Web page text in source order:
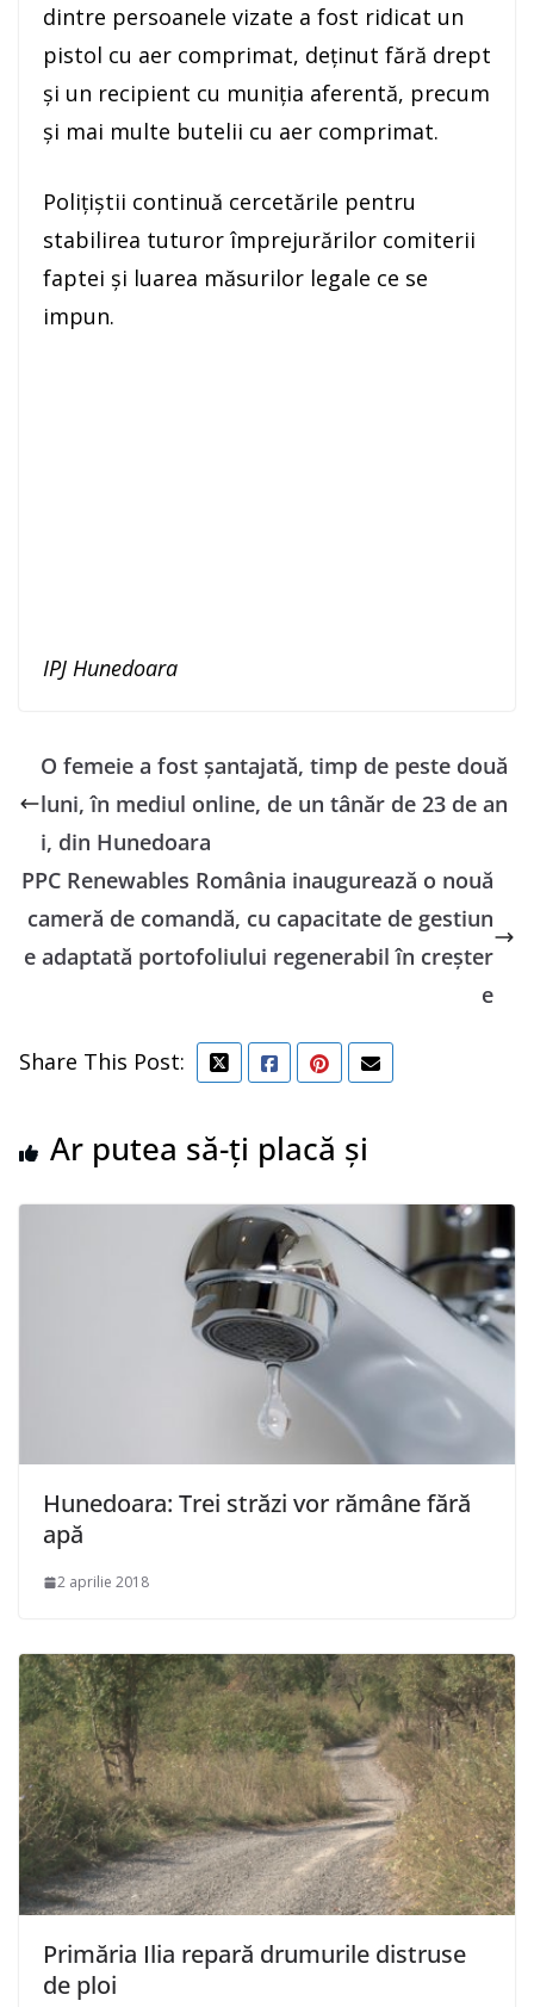
dintre persoanele vizate a fost ridicat un
pistol cu aer comprimat, deținut fără drept
și un recipient cu muniția aferentă, precum
și mai multe butelii cu aer comprimat.
Polițiștii continuă cercetările pentru
stabilirea tuturor împrejurărilor comiterii
faptei și luarea măsurilor legale ce se
impun.
IPJ Hunedoara
O femeie a fost șantajată, timp de peste două
luni, în mediul online, de un tânăr de 23 de an
i, din Hunedoara
PPC Renewables România inaugurează o nouă
cameră de comandă, cu capacitate de gestiun
e adaptată portofoliului regenerabil în creșter
e
Share This Post:
Ar putea să-ți placă și
Hunedoara: Trei străzi vor rămâne fără
apă
2 aprilie 2018
Primăria Ilia repară drumurile distruse
de ploi